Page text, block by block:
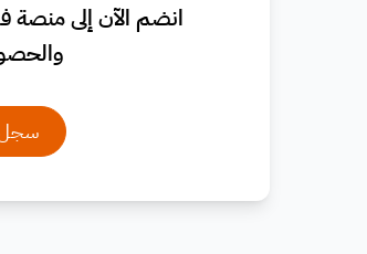
انضم الآن إلى منصة
سجل